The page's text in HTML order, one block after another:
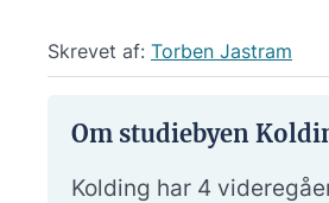
Skrevet af: Torben Jastram
Om studiebyen
Kolding har 4